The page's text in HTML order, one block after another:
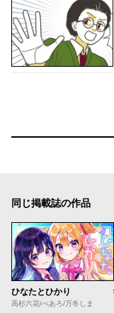
同じ掲載誌の作品
ひなたとひかり
高杉六花/べあろ/万冬しま